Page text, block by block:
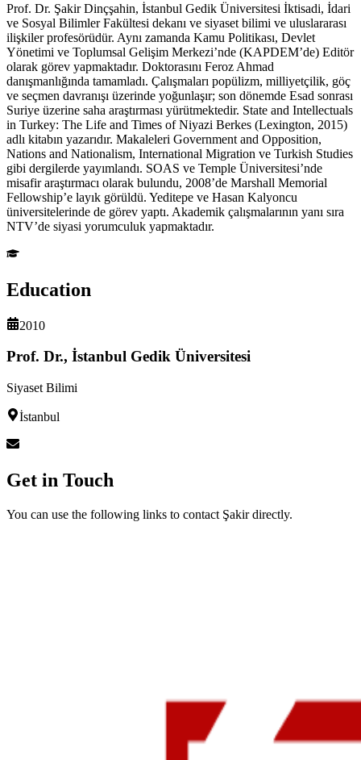
Prof. Dr. Şakir Dinçşahin, İstanbul Gedik Üniversitesi İktisadi, İdari
ve Sosyal Bilimler Fakültesi dekanı ve siyaset bilimi ve uluslararası
ilişkiler profesörüdür. Aynı zamanda Kamu Politikası, Devlet
Yönetimi ve Toplumsal Gelişim Merkezi’nde (KAPDEM’de) Editör
olarak görev yapmaktadır. Doktorasını Feroz Ahmad
danışmanlığında tamamladı. Çalışmaları popülizm, milliyetçilik, göç
ve seçmen davranışı üzerinde yoğunlaşır; son dönemde Esad sonrası
Suriye üzerine saha araştırması yürütmektedir. State and Intellectuals
in Turkey: The Life and Times of Niyazi Berkes (Lexington, 2015)
adlı kitabın yazarıdır. Makaleleri Government and Opposition,
Nations and Nationalism, International Migration ve Turkish Studies
gibi dergilerde yayımlandı. SOAS ve Temple Üniversitesi’nde
misafir araştırmacı olarak bulundu, 2008’de Marshall Memorial
Fellowship’e layık görüldü. Yeditepe ve Hasan Kalyoncu
üniversitelerinde de görev yaptı. Akademik çalışmalarının yanı sıra
NTV’de siyasi yorumculuk yapmaktadır.
Education
2010
Prof. Dr., İstanbul Gedik Üniversitesi
Siyaset Bilimi
İstanbul
Get in Touch
You can use the following links to contact Şakir directly.